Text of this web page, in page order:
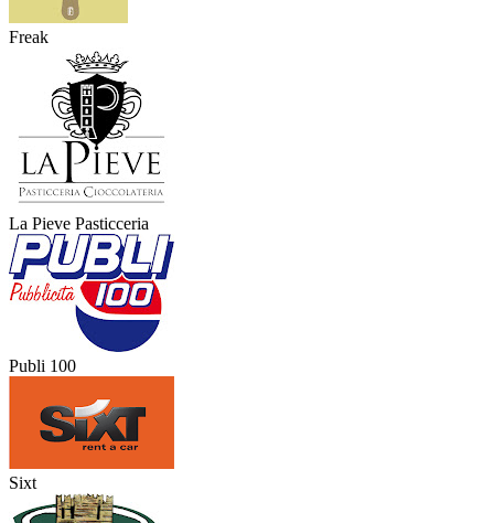
Freak
La Pieve Pasticceria
Publi 100
Sixt